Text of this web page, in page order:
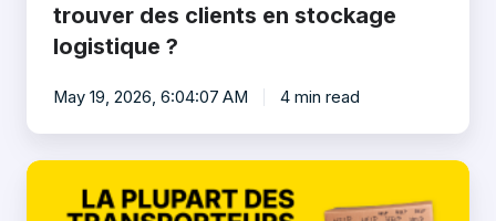
trouver des clients en stockage
logistique ?
May 19, 2026, 6:04:07 AM 4 min read
Comment
commencer